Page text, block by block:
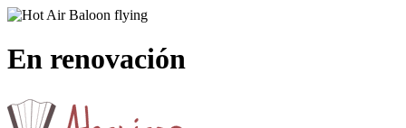
En renovación